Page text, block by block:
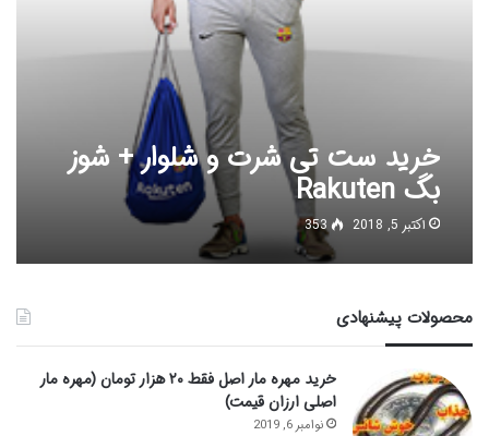
خرید ست تی شرت و شلوار + شوز
بگ Rakuten
اکتبر 5, 2018 353
محصولات پیشنهادی
خرید مهره مار اصل فقط ۲۰ هزار تومان (مهره مار
اصلی ارزان قیمت)
نوامبر 6, 2019